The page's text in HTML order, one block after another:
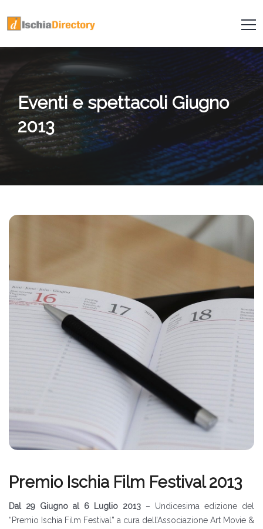
Eventi e spettacoli Giugno
2013
Premio Ischia Film Festival 2013
Dal 29 Giugno al 6 Luglio 2013 – Undicesima edizione del
“Premio Ischia Film Festival” a cura dell’Associazione Art Movie &